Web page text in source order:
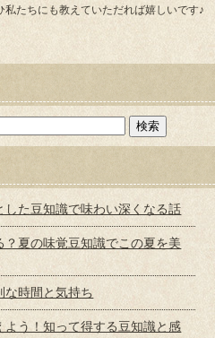
たちにも教えていただれば嬉しいです♪
た豆知識で味わい深くなる話
夏の味覚豆知識でこの夏を美
な時間と気持ち
う！知って得する豆知識と感